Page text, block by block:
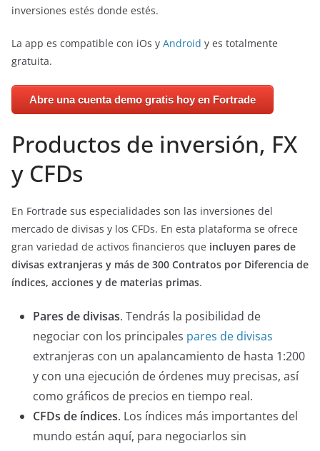
inversiones estés donde estés.
La app es compatible con iOs y Android y es totalmente
gratuita.
Abre una cuenta demo gratis hoy en Fortrade
Productos de inversión, FX
y CFDs
En Fortrade sus especialidades son las inversiones del
mercado de divisas y los CFDs. En esta plataforma se ofrece
gran variedad de activos financieros que incluyen pares de
divisas extranjeras y más de 300 Contratos por Diferencia de
índices, acciones y de materias primas.
Pares de divisas. Tendrás la posibilidad de
negociar con los principales pares de divisas
extranjeras con un apalancamiento de hasta 1:200
y con una ejecución de órdenes muy precisas, así
como gráficos de precios en tiempo real.
CFDs de índices. Los índices más importantes del
mundo están aquí, para negociarlos sin